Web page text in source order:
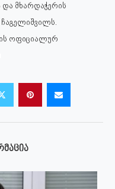
და მხარდაჭერის
ჩაგელიშვილს.
ოფიციალურ